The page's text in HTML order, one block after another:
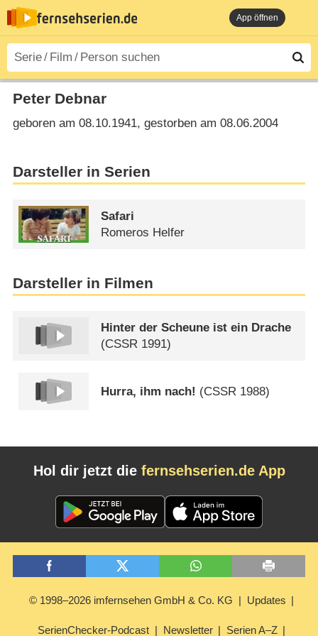
App öffnen
Peter Debnar
geboren am 08.10.1941, gestorben am 08.06.2004
Darsteller in Serien
Safari
Romeros Helfer
Darsteller in Filmen
Hinter der Scheune ist ein Drache
(CSSR 1991)
Hurra, ihm nach! (CSSR 1988)
Hol dir jetzt die fernsehserien.de App
© 1998–2026 imfernsehen GmbH & Co. KG Updates
SerienChecker-Podcast Newsletter Serien A–Z